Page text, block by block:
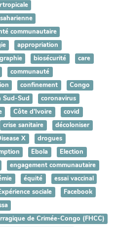
communautaire
appropriation
biosécurité
care
communauté
confinement
Congo
Sud-Sud
coronavirus
Côte d’Ivoire
covid
crise sanitaire
décoloniser
X
drogues
Ebola
Election
engagement communautaire
équité
essai vaccinal
sociale
Facebook
de Crimée-Congo (FHCC)